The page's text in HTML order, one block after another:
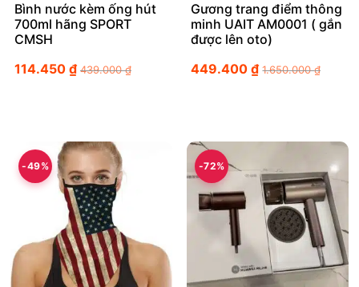
Bình nước kèm ống hút
700ml hãng SPORT
CMSH
114.450 ₫ 439.000₫
Gương trang điểm thông
minh UAIT AM0001 ( gắn
được lên oto)
449.400₫ 1.650.000₫
-49% -72%